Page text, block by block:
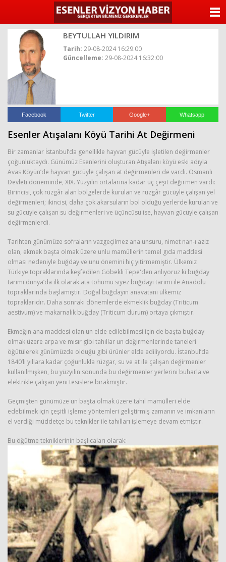
BEYTULLAH YILDIRIM
Tarih: 29-08-2024 16:29:00
Güncelleme: 29-08-2024 16:32:00
Facebook Twitter Google+ Whatsapp
Esenler Atışalanı Köyü Tarihi At Değirmeni
Bir zamanlar İstanbul’da genellikle hayvan gücüyle işletilen değirmenler
çoğunluktaydı. Günümüz Esenlerini oluşturan Atışalanı köyü eski adıyla
Avas Köyün’de hayvan gücüyle çalışan at değirmenleri de vardı. Osmanlı
Devleti döneminde, XIX. Yüzyılın ortalarına kadar üç çeşit değirmen vardı:
Birincisi, çok rüzgâr alan bölgelerde kurulan ve rüzgâr gücüyle çalışan yel
değirmenleri; ikincisi, daha çok akarsuların bol olduğu yerlerde kurulan ve
su gücüyle çalışan su değirmenleri ve üçüncüsü ise, hayvan gücüyle çalışan
değirmenlerdi.
Tarihten günümüze sofraların vazgeçilmez ana unsuru, nimet nan-ı aziz
olan, ekmek başta olmak üzere unlu mamüllerin temel gıda maddesi
olması nedeniyle buğday ve unu önemini hiç yitirmemiştir. Ülkemiz
Türkiye topraklarında keşfedilen Göbekli Tepe'den anlıyoruz ki buğday
tarımı dünya’da ilk olarak ata tohumu siyez buğdayı tarımı ile Anadolu
topraklarında başlamıştır. Doğal buğdayın anavatanı ülkemiz
topraklarıdır. Daha sonraki dönemlerde ekmeklik buğday (Triticum
aestivum) ve makarnalık buğday (Triticum durum) ortaya çıkmıştır.
Ekmeğin ana maddesi olan un elde edilebilmesi için de başta buğday
olmak üzere arpa ve mısır gibi tahıllar un değirmenlerinde taneleri
öğütülerek günümüzde olduğu gibi ürünler elde ediliyordu. İstanbul’da
1840’lı yıllara kadar çoğunlukla rüzgar, su ve at ile çalışan değirmenler
kullanılmışken, bu yüzyılın sonunda bu değirmenler yerlerini buharla ve
elektrikle çalışan yeni tesislere bırakmıştır.
Geçmişten günümüze un başta olmak üzere tahıl mamülleri elde
edebilmek için çeşitli işleme yöntemleri geliştirmiş zamanın ve imkanların
el verdiği müddetçe bu teknikler ile tahılları işlemeye devam etmiştir.
Bu öğütme tekniklerinin başlıcaları olarak:
ANASAYFA
YAZARLAR
VİDEO GALERİ
KÜNYE
İLETİŞİM